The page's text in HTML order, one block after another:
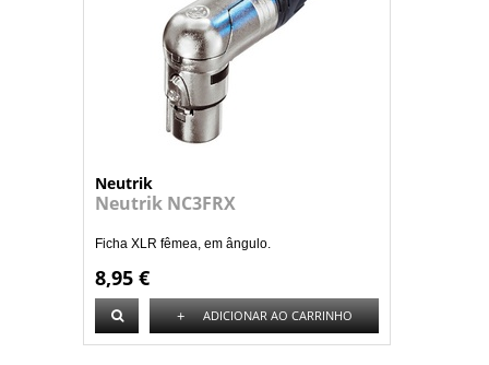
Neutrik
Neutrik NC3FRX
Ficha XLR fêmea, em ângulo.
8,95 €
+ ADICIONAR AO CARRINHO